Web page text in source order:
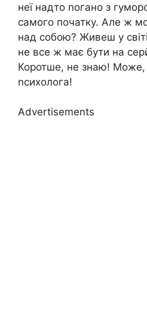
неї надто nогано з
самого початку. Але ж
над собою? Живеш у
не все ж має бути на
Коротше, не знаю! Може,
nсихолога!
Advertisements